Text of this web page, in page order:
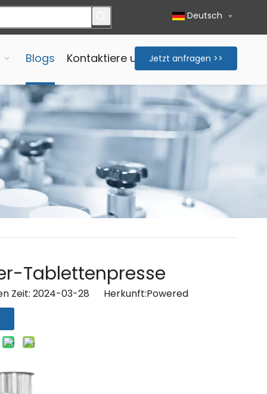
Deutsch
Blogs Kontaktiere unsJetzt anfragen >>
Tablettenpresse
Zeit: 2024-03-28 Herkunft:Powered